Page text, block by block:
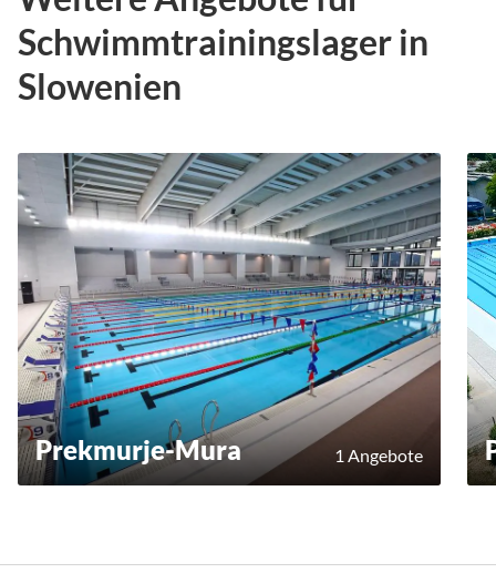
Schwimmtrainingslager in
Slowenien
Prekmurje-Mura 1 Angebote